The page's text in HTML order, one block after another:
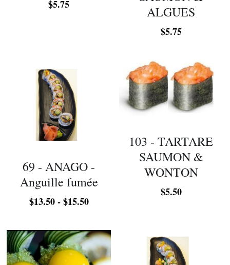
$5.75
ALGUES
$5.75
69 - ANAGO -
Anguille fumée
$13.50 - $15.50
103 - TARTARE
SAUMON &
WONTON
$5.50